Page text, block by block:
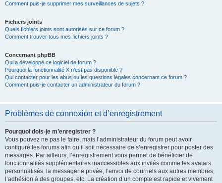
Comment puis-je supprimer mes surveillances de sujets ?
Fichiers joints
Quels fichiers joints sont autorisés sur ce forum ?
Comment trouver tous mes fichiers joints ?
Concernant phpBB
Qui a développé ce logiciel de forum ?
Pourquoi la fonctionnalité X n’est pas disponible ?
Qui contacter pour les abus ou les questions légales concernant ce forum ?
Comment puis-je contacter un administrateur du forum ?
Problèmes de connexion et d’enregistrement
Pourquoi dois-je m’enregistrer ?
Vous pouvez ne pas le faire, mais l’administrateur du forum peut avoir
configuré les forums afin qu’il soit nécessaire de s’enregistrer pour poster des
messages. Par ailleurs, l’enregistrement vous permet de bénéficier de
fonctionnalités supplémentaires inaccessibles aux invités comme les avatars
personnalisés, la messagerie privée, l’envoi de courriels aux autres membres,
l’adhésion à des groupes, etc. La création d’un compte est rapide et vivement